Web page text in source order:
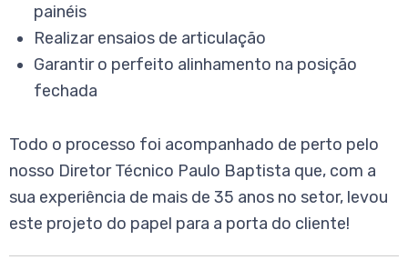
painéis
Realizar ensaios de articulação
Garantir o perfeito alinhamento na posição
fechada
Todo o processo foi acompanhado de perto pelo
nosso Diretor Técnico Paulo Baptista que, com a
sua experiência de mais de 35 anos no setor, levou
este projeto do papel para a porta do cliente!